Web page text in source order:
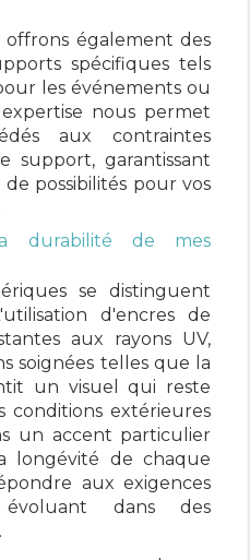
également des
spécifiques tels
les événements ou
nous permet
aux contraintes
support, garantissant
possibilités pour vos
durabilité de mes
se distinguent
d'encres de
aux rayons UV,
soignées telles que la
un visuel qui reste
conditions extérieures
un accent particulier
longévité de chaque
aux exigences
évoluant dans des